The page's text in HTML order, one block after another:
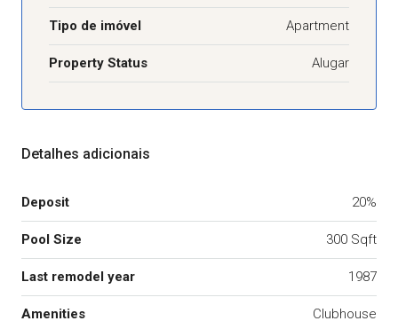
Tipo de imóvel Apartment
Property Status Alugar
Detalhes adicionais
Deposit 20%
Pool Size 300 Sqft
Last remodel year 1987
Amenities Clubhouse